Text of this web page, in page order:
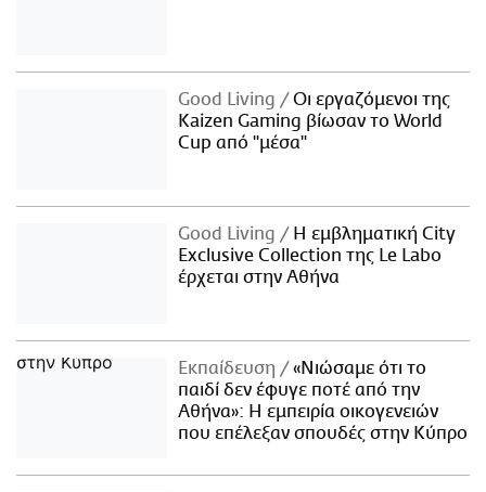
Good Living
Οι εργαζόμενοι της
Kaizen Gaming βίωσαν το World
Cup από "μέσα"
Good Living
Η εμβληματική City
Exclusive Collection της Le Labo
έρχεται στην Αθήνα
Εκπαίδευση
«Νιώσαμε ότι το
παιδί δεν έφυγε ποτέ από την
Αθήνα»: Η εμπειρία οικογενειών
που επέλεξαν σπουδές στην Κύπρο